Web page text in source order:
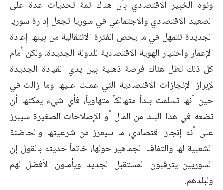
ونوه الخبير الاقتصادي بأن هناك ثمة تحديات عدة على
الصعيد الاقتصادي والاجتماعي في سوريا تجعل إدارة سوريا
الجديدة تتمهل في ما يخص الفترة الانتقالية من بينها إعادة
الإعمار واختيار الهوية الاقتصادية للدولة الجديدة، ولكن أمام
كل ذلك تظل هناك فرصة ذهبية بين يدي القيادة الجديدة
لإبراز الإنجازات الاقتصادية التي عملت عليها وما زالت في
حين أنها تسلمت بلداً متهالكاً متهاوياً، فأي شيء يمكنها أن
تضعه في هذا البلد من المال أو الإصلاحات الصغيرة سيبرز
على أنه إنجاز اقتصادي، ما سيعزز من شرعيتها والحاضنة
الشعبية لها والتفاف الجماهير حولها، خاتماً حديثه بالقول إن
السوريين يترقبون المستقبل الجديد ويأملون الأفضل لهم
ولبلدهم.